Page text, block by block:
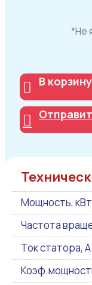
*Не
В корзину
Мощность, кВт
Частота
Ток статора, А